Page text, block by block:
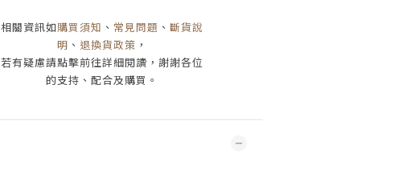
相關資訊如購買須知 、 常見問題 、 斷貨說
明 、 退換貨政策 ，
若有疑慮請點擊前往詳細閱讀，謝謝各位
的支持、配合及購買 。